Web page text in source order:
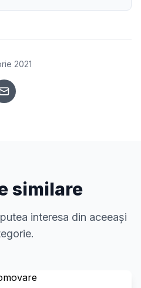
2021
similare
interesa din aceeași